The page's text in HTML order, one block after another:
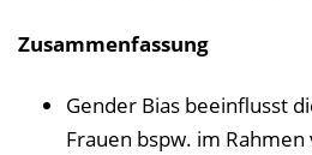
Zusammenfassung
Gender Bias beeinflusst
Frauen bspw. im